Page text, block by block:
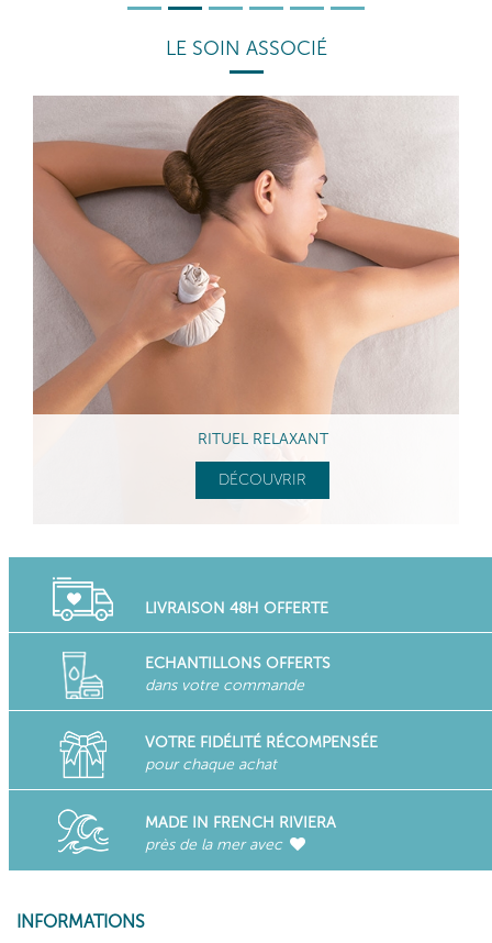
LE SOIN ASSOCIÉ
RITUEL RELAXANT
DÉCOUVRIR
LIVRAISON 48H OFFERTE
ECHANTILLONS OFFERTS
dans votre commande
VOTRE FIDÉLITÉ RÉCOMPENSÉE
pour chaque achat
MADE IN FRENCH RIVIERA
près de la mer avec
INFORMATIONS